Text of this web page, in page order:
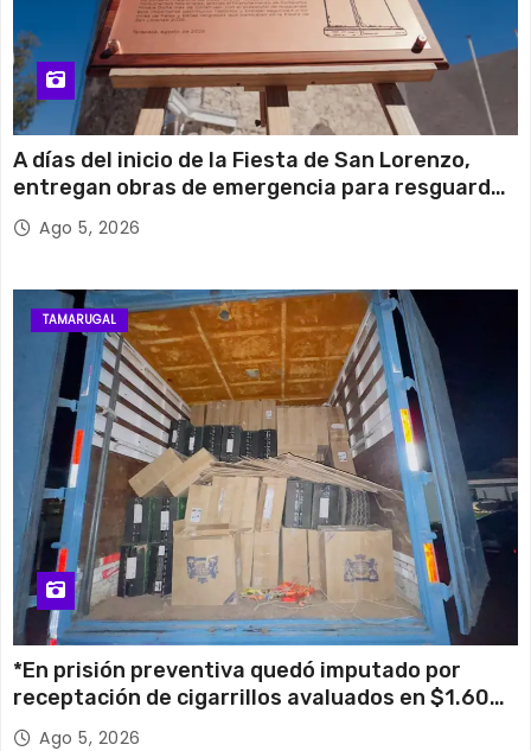
A días del inicio de la Fiesta de San Lorenzo,
entregan obras de emergencia para resguardar
su histórico campanario
Ago 5, 2026
TAMARUGAL
*En prisión preventiva quedó imputado por
receptación de cigarrillos avaluados en $1.600
millones*
Ago 5, 2026